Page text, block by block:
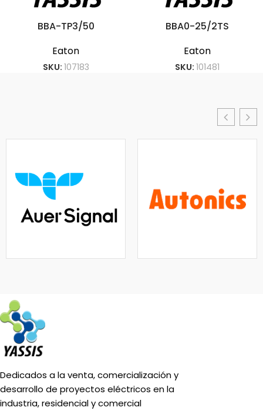
BBA-TP3/50
Eaton
SKU: 107183
BBA0-25/2TS
Eaton
SKU: 101481
Dedicados a la venta, comercialización y
desarrollo de proyectos eléctricos en la
industria, residencial y comercial